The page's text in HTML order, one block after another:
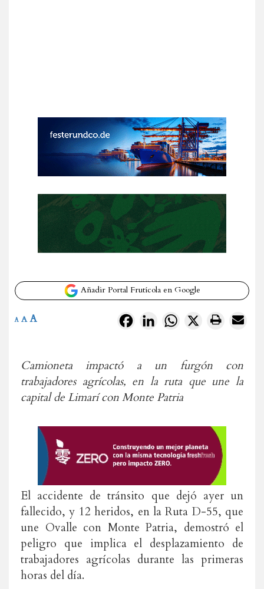
Añadir Portal Frutícola en Google
FacebookLinkedInWhatsApp
X
A A A
Camioneta impactó a un furgón con
trabajadores agrícolas, en la ruta que une la
capital de Limarí con Monte Patria
El accidente de tránsito que dejó ayer un
fallecido, y 12 heridos, en la Ruta D-55, que
une Ovalle con Monte Patria, demostró el
peligro que implica el desplazamiento de
trabajadores agrícolas durante las primeras
horas del día.